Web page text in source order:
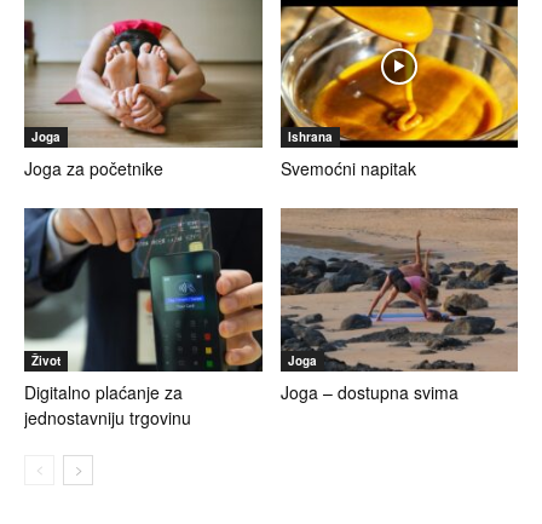
Joga
Joga za početnike
Ishrana
Svemoćni napitak
Život
Digitalno plaćanje za
jednostavniju trgovinu
Joga
Joga – dostupna svima